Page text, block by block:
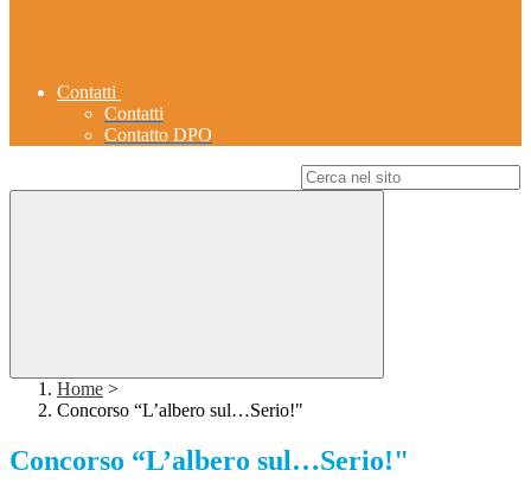
Contatti
Contatti
Contatto DPO
Home >
Concorso “L’albero sul…Serio!"
Concorso “L’albero sul…Serio!"